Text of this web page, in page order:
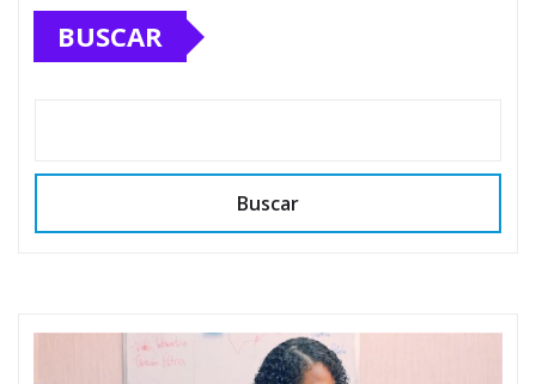
BUSCAR
Buscar